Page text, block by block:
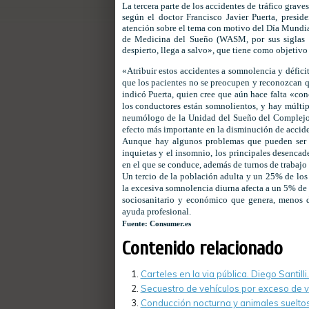
La tercera parte de los accidentes de tráfico
según el doctor Francisco Javier Puerta,
atención sobre el tema con motivo del Día
de Medicina del Sueño (WASM, por sus
despierto, llega a salvo», que tiene como
«Atribuir estos accidentes a somnolencia y
que los pacientes no se preocupen y reconozcan
indicó Puerta, quien cree que aún hace falta
los conductores están somnolientos, y hay
neumólogo de la Unidad del Sueño del
efecto más importante en la disminución de
Aunque hay algunos problemas que pueden
inquietas y el insomnio, los principales
en el que se conduce, además de turnos de
Un tercio de la población adulta y un 25% de
la excesiva somnolencia diurna afecta a un 5%
sociosanitario y económico que genera, menos
ayuda profesional.
Fuente: Consumer.es
Contenido relacionado
Carteles en la via pública. Diego
Secuestro de vehículos por exceso de
Conducción nocturna y animales